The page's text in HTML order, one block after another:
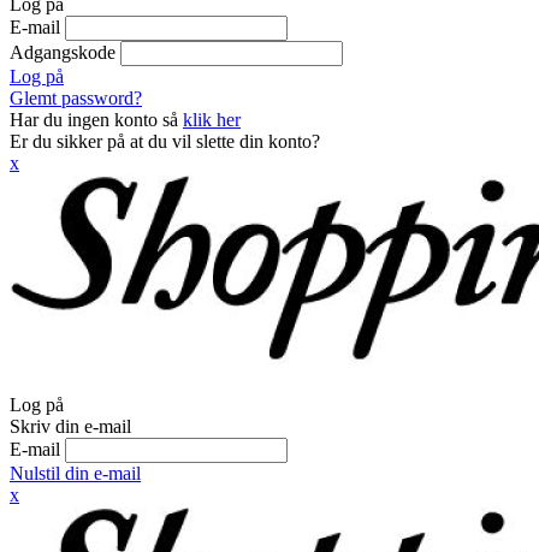
Log på
E-mail
Adgangskode
Log på
Glemt password?
Har du ingen konto så klik her
Er du sikker på at du vil slette din konto?
x
Log på
Skriv din e-mail
E-mail
Nulstil din e-mail
x